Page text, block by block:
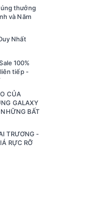
thưởng
và Năm
Nhất
100%
tiếp -
CỦA
GALAXY
BẤT
TRƯƠNG -
RỰC RỠ